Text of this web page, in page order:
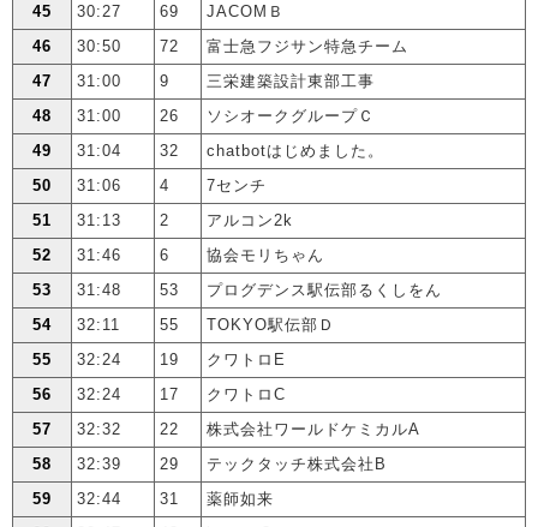
45
30:27 69
JACOMＢ
46
30:50 72
富士急フジサン特急チーム
47
31:00 9
三栄建築設計東部工事
48
31:00 26
ソシオークグループＣ
49
31:04 32
chatbotはじめました。
50
31:06 4
7センチ
51
31:13 2
アルコン2k
52
31:46 6
協会モリちゃん
53
31:48 53
プログデンス駅伝部るくしをん
54
32:11 55
TOKYO駅伝部Ｄ
55
32:24 19
クワトロE
56
32:24 17
クワトロC
57
32:32 22
株式会社ワールドケミカルA
58
32:39 29
テックタッチ株式会社B
59
32:44 31
薬師如来